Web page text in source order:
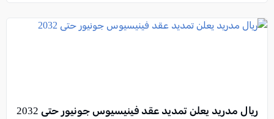
ريال مدريد يعلن تمديد عقد فينيسيوس جونيور حتى 2032